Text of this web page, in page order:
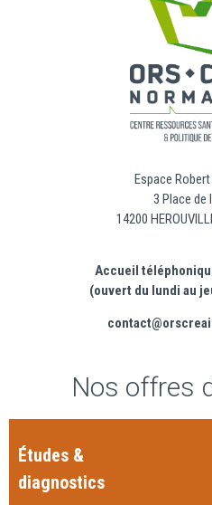
Espace
3 Place de
14200
Accueil
(ouvert du lundi au
Nos offres
Études &
diagnostics